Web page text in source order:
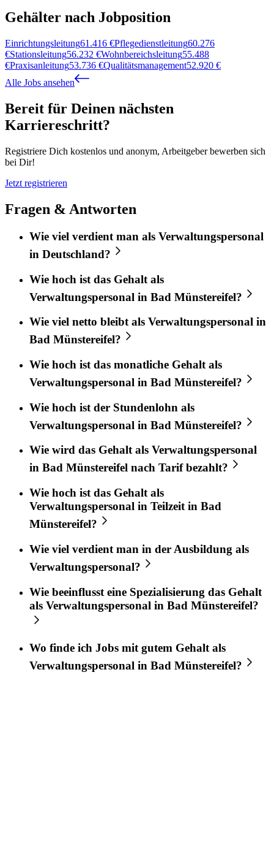
Gehälter nach Jobposition
Einrichtungsleitung61.416 €Pflegedienstleitung60.276
€Stationsleitung56.232 €Wohnbereichsleitung55.488
€Praxisanleitung53.736 €Qualitätsmanagement52.920 €
Alle Jobs ansehen
Bereit für Deinen nächsten
Karriereschritt?
Registriere Dich kostenlos und anonym, Arbeitgeber bewerben sich
bei Dir!
Jetzt registrieren
Fragen & Antworten
Wie viel verdient man als Verwaltungspersonal
in Deutschland?
Wie hoch ist das Gehalt als
Verwaltungspersonal in Bad Münstereifel?
Wie viel netto bleibt als Verwaltungspersonal in
Bad Münstereifel?
Wie hoch ist das monatliche Gehalt als
Verwaltungspersonal in Bad Münstereifel?
Wie hoch ist der Stundenlohn als
Verwaltungspersonal in Bad Münstereifel?
Wie wird das Gehalt als Verwaltungspersonal
in Bad Münstereifel nach Tarif bezahlt?
Wie hoch ist das Gehalt als
Verwaltungspersonal in Teilzeit in Bad
Münstereifel?
Wie viel verdient man in der Ausbildung als
Verwaltungspersonal?
Wie beeinflusst eine Spezialisierung das Gehalt
als Verwaltungspersonal in Bad Münstereifel?
Wo finde ich Jobs mit gutem Gehalt als
Verwaltungspersonal in Bad Münstereifel?